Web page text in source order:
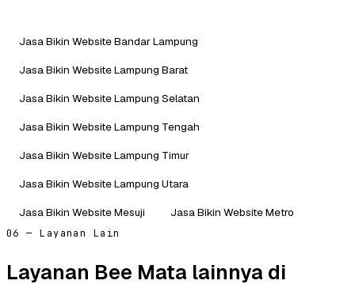
Jasa Bikin Website Bandar Lampung
Jasa Bikin Website Lampung Barat
Jasa Bikin Website Lampung Selatan
Jasa Bikin Website Lampung Tengah
Jasa Bikin Website Lampung Timur
Jasa Bikin Website Lampung Utara
Jasa Bikin Website Mesuji
Jasa Bikin Website Metro
06 — Layanan Lain
Layanan Bee Mata lainnya di